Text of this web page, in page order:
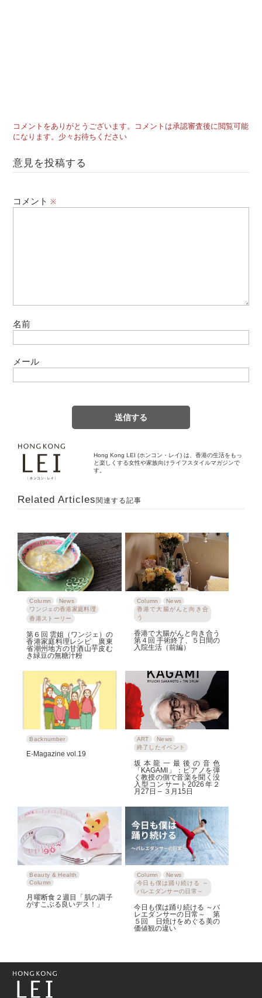
コメントをありがとうございます。コメントは承認審査後に閲覧可能
になります。少々お待ちください
意見を投稿する
コメント※
名前
メール
Hong Kong LEI (ホンコン・レイ) は、香港の生活をもっ
と楽しくする女性や家族向けライフスタイルマガジンで
す。
Related Articles関連する記事
Column
News
ワンジェの香港家庭料理
香港ストーリー
第６回 雲姐（ワンジェ）の
香港家庭料理レシピ＿廣東
省潮州地方の甘酒山芋皮む
き緑豆の無糖汁粉
Column
News
香港で大腸がんと向き合
う
香港で大腸がんと向き合う
第４回 手術終了、５日間の
入院生活（前編）
Backnumber
E-Magazine vol.19
ART
News
終了したイベント
坂本龍一最後の音色
「KAGAMI」：ピアノを弾
く教授の側で音楽を聞く没
入型コンサート2026年２
月27日 – ３月15日
Beauty & Health
Column
月曜断食２週目「肌の調子
がすこぶる良いデス！」
Column
News
今日も僕は踊り続ける ～
バレエダンサーの日常～
今日も僕は踊り続ける ～バ
レエダンサーの日常～ 第
５回 日焼けをめぐる美の
価値観の違い